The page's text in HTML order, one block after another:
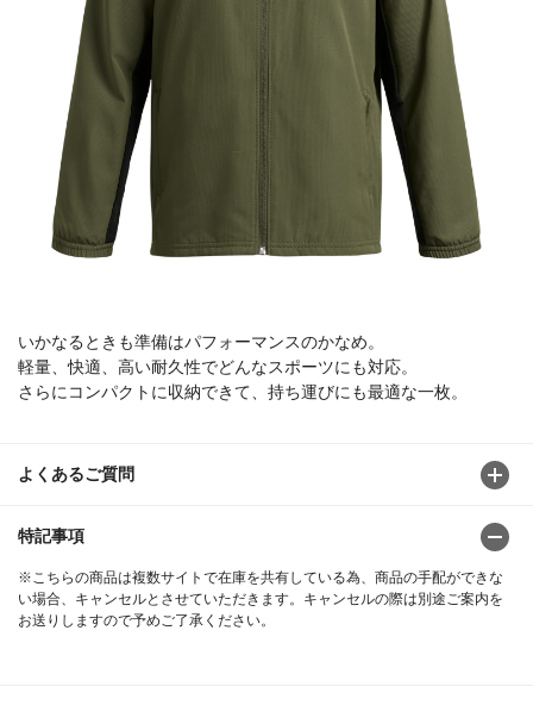
いかなるときも準備はパフォーマンスのかなめ。
軽量、快適、高い耐久性でどんなスポーツにも対応。
さらにコンパクトに収納できて、持ち運びにも最適な一枚。
よくあるご質問
特記事項
※こちらの商品は複数サイトで在庫を共有している為、商品の手配ができな
い場合、キャンセルとさせていただきます。キャンセルの際は別途ご案内を
お送りしますので予めご了承ください。